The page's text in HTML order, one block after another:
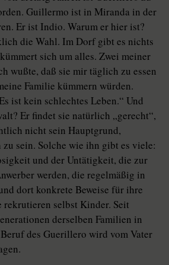
Guillermo ist in Miranda in der
Er ist Indio. Warum er hier ist?
die Wahl. Im Dorf gibt es nichts
sich um alles. Zwei meiner
wußte, daß sie mir täglich zu essen
Familie kümmern würden.
ist kein schlechtes Leben.“ Und
Er findet sie natürlich „gerecht“,
nicht sein Hauptgrund,
sein. Solche wie ihn gibt es viele:
und der Untätigkeit, die zur
werden, die regelmäßig in
dort konkrete Beweise für ihre
selbst Kinder. Seit
derselben Familien in
des Guerillero wird vom Vater